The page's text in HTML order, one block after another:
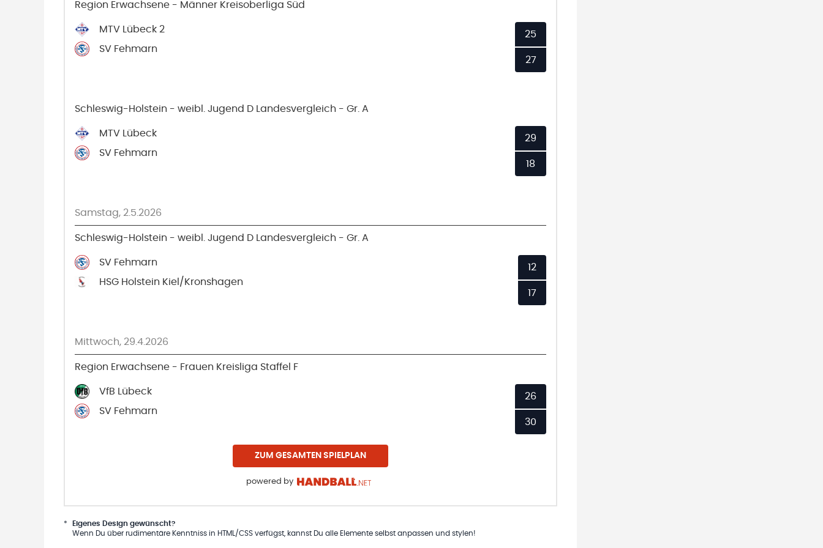
Region Erwachsene - Männer Kreisoberliga Süd
MTV Lübeck 2
SV Fehmarn
25
27
Schleswig-Holstein - weibl. Jugend D Landesvergleich - Gr. A
MTV Lübeck
SV Fehmarn
29
18
Samstag, 2.5.2026
Schleswig-Holstein - weibl. Jugend D Landesvergleich - Gr. A
SV Fehmarn
HSG Holstein Kiel/Kronshagen
12
17
Mittwoch, 29.4.2026
Region Erwachsene - Frauen Kreisliga Staffel F
VfB Lübeck
SV Fehmarn
26
30
ZUM GESAMTEN SPIELPLAN
powered by
*
Eigenes Design gewünscht?
Wenn Du über rudimentäre Kenntniss in HTML/CSS verfügst, kannst Du alle Elemente selbst anpassen und stylen!